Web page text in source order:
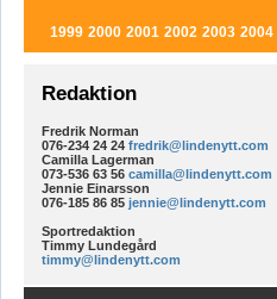
1999 2000 2001 2002 2003 2004
Redaktion
Fredrik Norman
076-234 24 24 fredrik@lindenytt.com
Camilla Lagerman
073-536 63 56 camilla@lindenytt.com
Jennie Einarsson
076-185 86 85 jennie@lindenytt.com
Sportredaktion
Timmy Lundegård
timmy@lindenytt.com